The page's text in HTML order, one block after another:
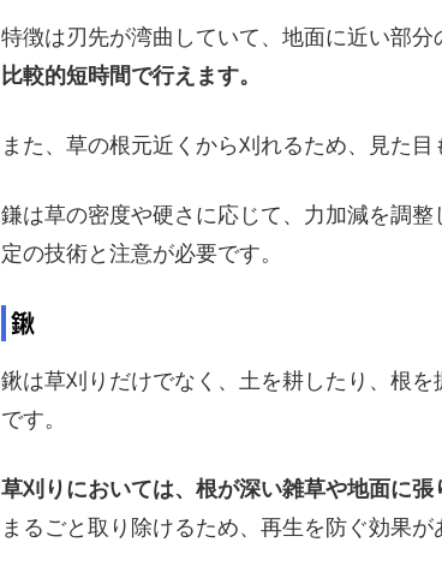
特徴は刃先が湾曲していて、地面に近い部分
比較的短時間で行えます。
また、草の根元近くから刈れるため、見た目
鎌は草の密度や硬さに応じて、力加減を調
定の技術と注意が必要です。
鍬
鍬は草刈りだけでなく、土を耕したり、根
です。
草刈りにおいては、根が深い雑草や地面に
まるごと取り除けるため、再生を防ぐ効果が